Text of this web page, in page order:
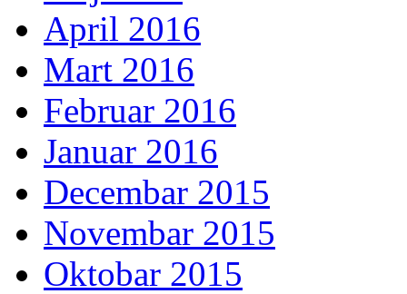
April 2016
Mart 2016
Februar 2016
Januar 2016
Decembar 2015
Novembar 2015
Oktobar 2015